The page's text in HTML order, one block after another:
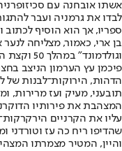
אשתו אובחנה עם
לבדו את גרמניה ועבר
ספריו, אך הוא הוסיף
בן ארי, כאמור, מצליחה
פיכמן עץ הערמון הניצב
הדהות, הירוקות־לבנות של
תובעני, מעיק ועז מרירות,
המצהבת את פירותיו
עליו את הקרניים
שהדיפו ריח כה עז וטורדני
והיין, המטיר מצמרתו